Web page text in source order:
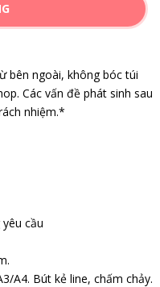
bên ngoài, không bóc túi
Các vấn đề phát sinh sau
nhiệm.*
cầu
A4. Bút kẻ line, chấm chảy.